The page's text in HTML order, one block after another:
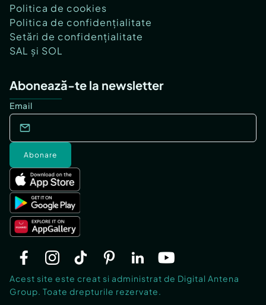
Politica de cookies
Politica de confidențialitate
Setări de confidențialitate
SAL și SOL
Abonează-te la newsletter
Email
Abonare
Acest site este creat si administrat de Digital Antena
Group. Toate drepturile rezervate.